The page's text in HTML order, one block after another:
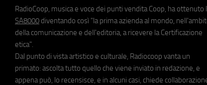
RadioCoop, musica e voce dei punti vendita Coop, ha ottenuto
SA8000 diventando così "la prima azienda al mondo,
della comunicazione e dell'editoria, a ricevere la Certificazione
etica".
Dal punto di vista artistico e culturale, Radiocoop vanta un
primato: ascolta tutto quello che viene inviato in redazione, e
appena può, lo recensisce, e in alcuni casi, chiede